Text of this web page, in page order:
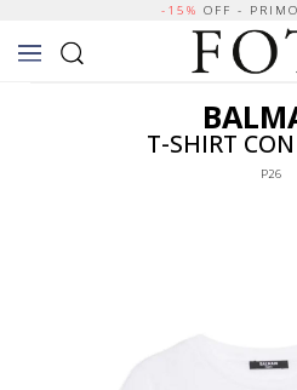
-15% OFF -
T-SHIRT
P26